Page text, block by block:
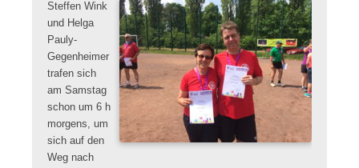
Steffen Wink
und Helga
Pauly-
Gegenheimer
trafen sich
am Samstag
schon um 6 h
morgens, um
sich auf den
Weg nach